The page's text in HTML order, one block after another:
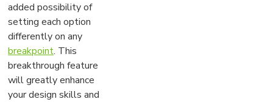
added possibility of
setting each option
differently on any
breakpoint. This
breakthrough feature
will greatly enhance
your design skills and